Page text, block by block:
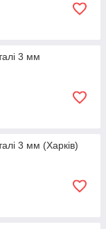
3 мм
3 мм (Харків)